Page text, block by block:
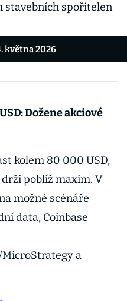
stavebních spořitelen
května 2026
Dožene akciové
kolem 80 000 USD,
poblíž maxim. V
možné scénáře
data, Coinbase
MicroStrategy a